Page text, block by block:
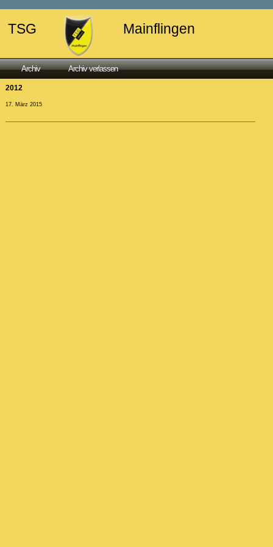
TSG Mainflingen
Archiv Archiv verlassen
2012
17. März 2015